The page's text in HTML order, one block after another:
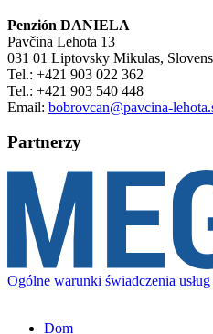
Penzión DANIELA
Pavčina Lehota 13
031 01 Liptovsky Mikulas,
Tel.: +421 903 022 362
Tel.: +421 903 540 448
Email: bobrovcan@pavcina-
Partnerzy
Ogólne warunki świadczenia
Dom